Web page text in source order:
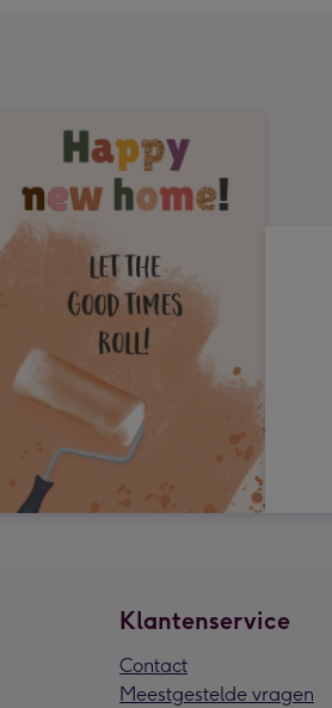
Klantenservice
Contact
Meestgestelde vragen